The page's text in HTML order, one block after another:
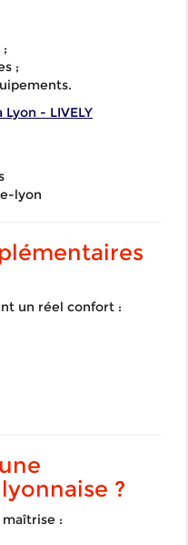
;
- LIVELY
lyon
un réel confort :
?
: